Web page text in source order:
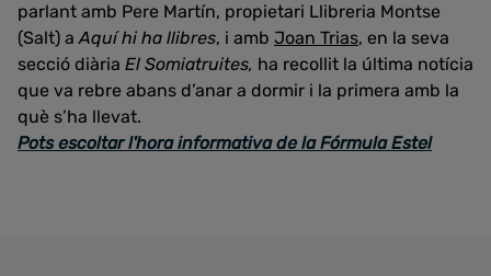
parlant amb Pere Martín, propietari Llibreria Montse
(Salt) aAquí hi ha llibres, i amb Joan Trias, en la seva
secció diària El Somiatruites, ha recollit la última notícia
que va rebre abans d’anar a dormir i la primera amb la
què s’ha llevat.
Pots escoltar l'hora informativa de la Fórmula Estel